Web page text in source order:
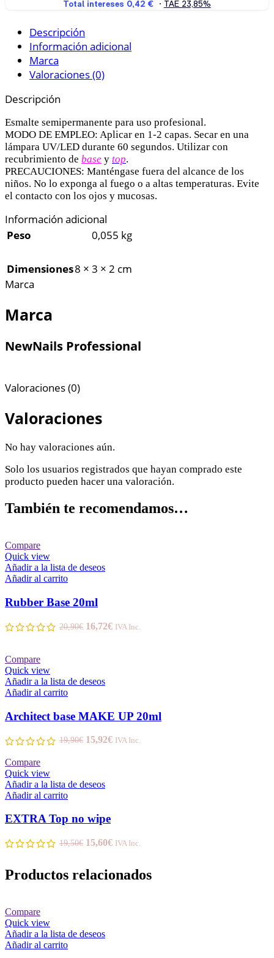
Descripción
Información adicional
Marca
Valoraciones (0)
Descripción
Esmalte semipermanente para uso profesional.
MODO DE EMPLEO: Aplicar en 1-2 capas. Secar en una
lámpara UV/LED durante 60 segundos. Utilizar con
recubrimiento de base y top.
PRECAUCIONES: Manténgase fuera del alcance de los
niños. No lo exponga al fuego o a altas temperaturas. Evite
el contacto con los ojos y mucosas.
Información adicional
Peso
0,055 kg
Dimensiones8 × 3 × 2 cm
Marca
Marca
NewNails Professional
Valoraciones (0)
Valoraciones
No hay valoraciones aún.
Solo los usuarios registrados que hayan comprado este
producto pueden hacer una valoración.
También te recomendamos…
Compare
Quick view
Añadir a la lista de deseos
Añadir al carrito
Rubber Base 20ml
20,90€ 16,72€ IVA Inc.
Compare
Quick view
Añadir a la lista de deseos
Añadir al carrito
Architect base MAKE UP 20ml
19,90€ 15,92€ IVA Inc.
Compare
Quick view
Añadir a la lista de deseos
Añadir al carrito
EXTRA Top no wipe
19,50€ 15,60€ IVA Inc.
Productos relacionados
Compare
Quick view
Añadir a la lista de deseos
Añadir al carrito